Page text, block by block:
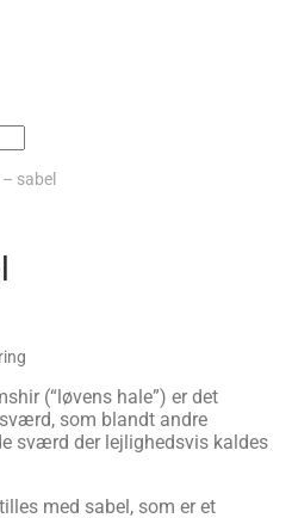
sabel
(“løvens hale”) er det
som blandt andre
sværd der lejlighedsvis kaldes
med sabel, som er et